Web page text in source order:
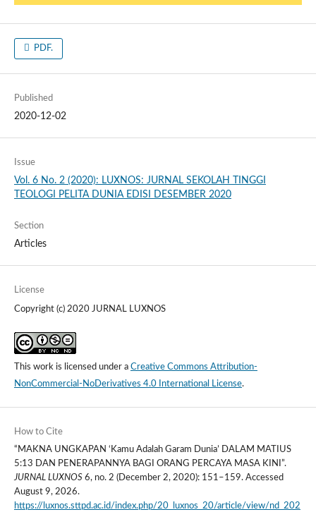
PDF.
Published
2020-12-02
Issue
Vol. 6 No. 2 (2020): LUXNOS: JURNAL SEKOLAH TINGGI
TEOLOGI PELITA DUNIA EDISI DESEMBER 2020
Section
Articles
License
Copyright (c) 2020 JURNAL LUXNOS
This work is licensed under a Creative Commons Attribution-
NonCommercial-NoDerivatives 4.0 International License.
How to Cite
“MAKNA UNGKAPAN ‘Kamu Adalah Garam Dunia’ DALAM MATIUS
5:13 DAN PENERAPANNYA BAGI ORANG PERCAYA MASA KINI”.
JURNAL LUXNOS 6, no. 2 (December 2, 2020): 151–159. Accessed
August 9, 2026.
https://luxnos.sttpd.ac.id/index.php/20_luxnos_20/article/view/nd_202